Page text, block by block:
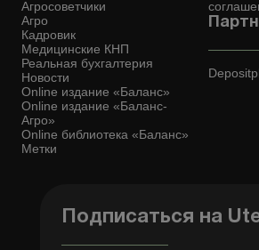
Агросоветчики
Агро
Кадровик
Медицинские КНП
Реальная бухгалтерия
Новости
Online издание «Баланс»
Online издание «Баланс-
Агро»
Online библиотека «Баланс»
Метки
Подписаться на